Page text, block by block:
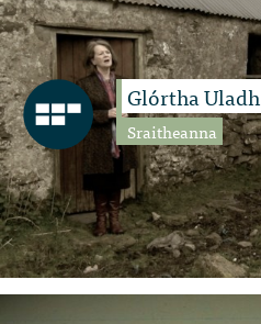
Glórtha Uladh
Sraitheanna